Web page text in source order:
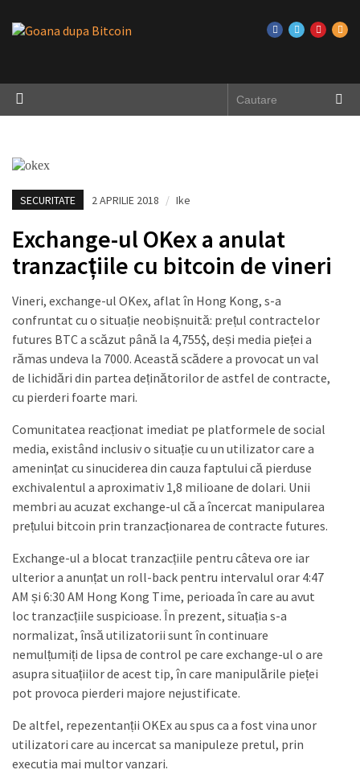
SECURITATE 2 APRILIE 2018 / Ike
Exchange-ul OKex a anulat
tranzacțiile cu bitcoin de vineri
Vineri, exchange-ul OKex, aflat în Hong Kong, s-a
confruntat cu o situație neobișnuită: prețul contractelor
futures BTC a scăzut până la 4,755$, deși media pieței a
rămas undeva la 7000. Această scădere a provocat un val
de lichidări din partea deținătorilor de astfel de contracte,
cu pierderi foarte mari.
Comunitatea reacționat imediat pe platformele de social
media, existând inclusiv o situație cu un utilizator care a
amenințat cu sinuciderea din cauza faptului că pierduse
exchivalentul a aproximativ 1,8 milioane de dolari. Unii
membri au acuzat exchange-ul că a încercat manipularea
prețului bitcoin prin tranzacționarea de contracte futures.
Exchange-ul a blocat tranzacțiile pentru câteva ore iar
ulterior a anunțat un roll-back pentru intervalul orar 4:47
AM și 6:30 AM Hong Kong Time, perioada în care au avut
loc tranzacțiile suspicioase. În prezent, situația s-a
normalizat, însă utilizatorii sunt în continuare
nemulțumiți de lipsa de control pe care exchange-ul o are
asupra situațiilor de acest tip, în care manipulările pieței
pot provoca pierderi majore nejustificate.
De altfel, repezentanții OKEx au spus ca a fost vina unor
utilizatori care au incercat sa manipuleze pretul, prin
executia mai multor vanzari.